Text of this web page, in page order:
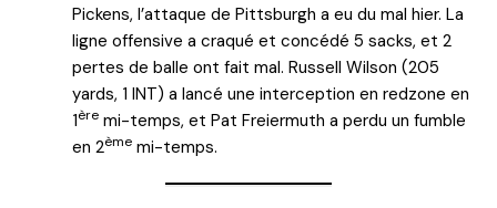
Pickens, l’attaque de Pittsburgh a eu du mal hier. La
ligne offensive a craqué et concédé 5 sacks, et 2
pertes de balle ont fait mal. Russell Wilson (205
yards, 1 INT) a lancé une interception en redzone en
1ère mi-temps, et Pat Freiermuth a perdu un fumble
en 2ème mi-temps.